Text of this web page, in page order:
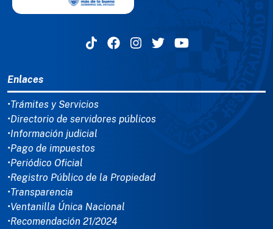
Enlaces
•Trámites y Servicios
•Directorio de servidores públicos
•Información judicial
•Pago de impuestos
•Periódico Oficial
•Registro Público de la Propiedad
•Transparencia
•Ventanilla Única Nacional
•Recomendación 21/2024